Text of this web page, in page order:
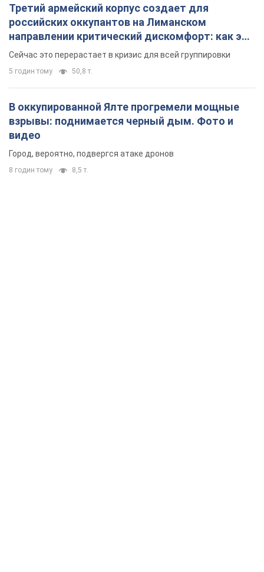
Третий армейский корпус создает для
российских оккупантов на Лиманском
направлении критический дискомфорт: как это
удалось
Сейчас это перерастает в кризис для всей группировки
5 годин тому 50,8 т.
В оккупированной Ялте прогремели мощные
взрывы: поднимается черный дым. Фото и
видео
Город, вероятно, подвергся атаке дронов
8 годин тому 8,5 т.